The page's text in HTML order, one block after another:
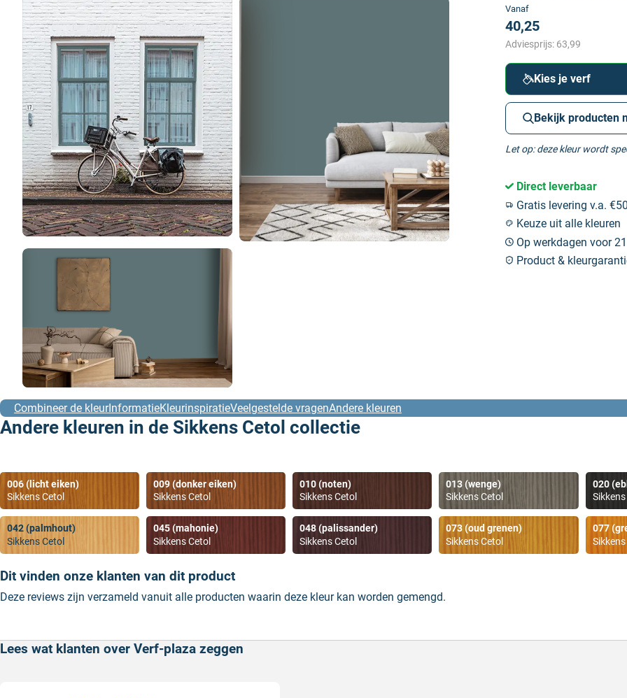
Vanaf
40,25
Adviesprijs: 63,99
Kies je verf
Bekijk producten
Let op: deze kleur wordt
Direct leverbaar
Gratis levering v.a.
Keuze uit alle kleuren
Op werkdagen voor
Product &
Combineer de kleurInformatieKleurinspiratieVeelgestelde vragenAndere kleuren
Andere kleuren in de Sikkens Cetol collectie
006 (licht eiken)
Sikkens Cetol
009 (donker eiken)
Sikkens Cetol
010 (noten)
Sikkens Cetol
013 (wenge)
Sikkens Cetol
020
Sikkens
042 (palmhout)
Sikkens Cetol
045 (mahonie)
Sikkens Cetol
048 (palissander)
Sikkens Cetol
073 (oud grenen)
Sikkens Cetol
077
Sikkens
Dit vinden onze klanten van dit product
Deze reviews zijn verzameld vanuit alle producten waarin deze kleur kan worden gemengd.
Lees wat klanten over Verf-plaza zeggen